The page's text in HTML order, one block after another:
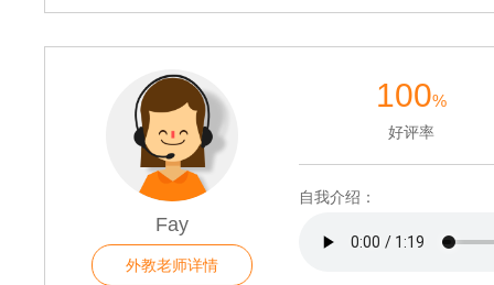
Fay
外教老师详情
100%
好评率
自我介绍：